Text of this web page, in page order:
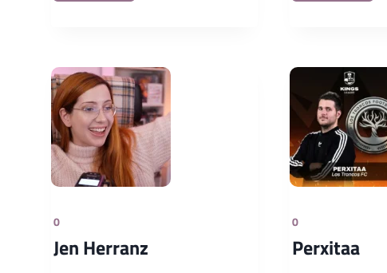
0
Jen Herranz
0
Perxitaa